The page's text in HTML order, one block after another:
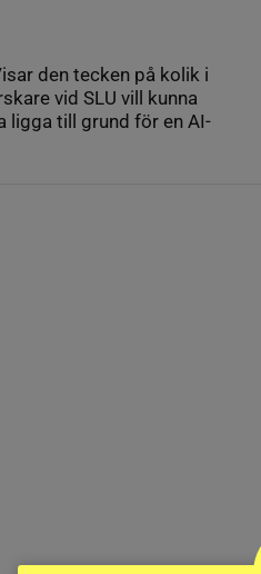
den tecken på kolik i
vid SLU vill kunna
ligga till grund för en AI-